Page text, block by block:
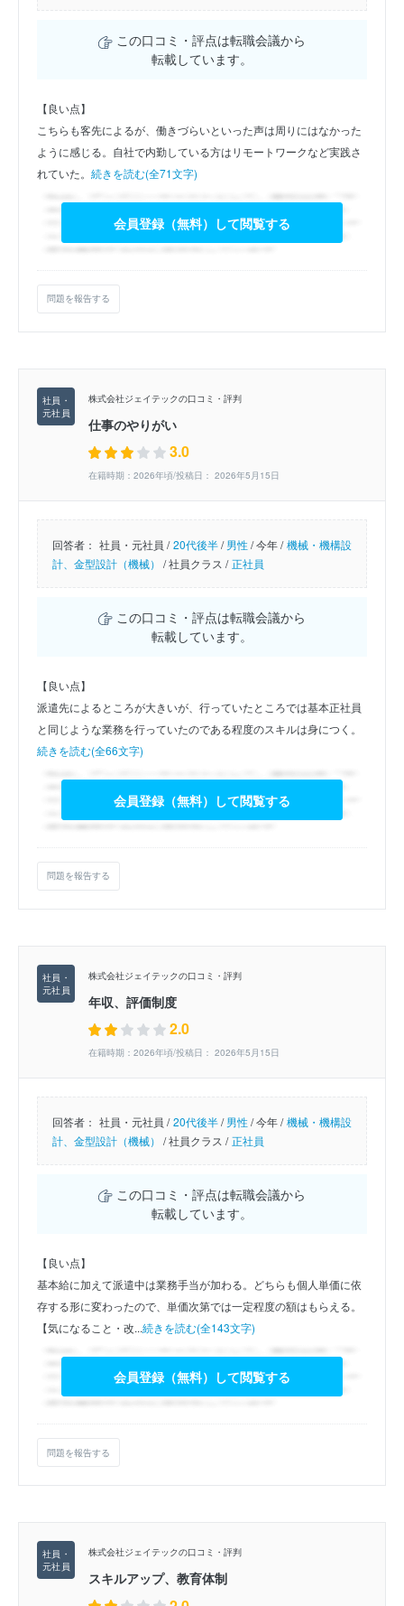
この口コミ・評点は転職会議から
転載しています。
【良い点】
こちらも客先によるが、働きづらいといった声は周りにはなかった
ように感じる。自社で内勤している方はリモートワークなど実践さ
れていた。 続きを読む(全71文字)
会員登録（無料）して閲覧する
問題を報告する
株式会社ジェイテックの口コミ・評判
仕事のやりがい
3.0
在籍時期：2026年頃/投稿日： 2026年5月15日
回答者： 社員・元社員 / 20代後半/男性/今年 / 機械・機構設
計、金型設計（機械） /社員クラス / 正社員
この口コミ・評点は転職会議から
転載しています。
【良い点】
派遣先によるところが大きいが、行っていたところでは基本正社員
と同じような業務を行っていたのである程度のスキルは身につく。
続きを読む(全66文字)
会員登録（無料）して閲覧する
問題を報告する
株式会社ジェイテックの口コミ・評判
年収、評価制度
2.0
在籍時期：2026年頃/投稿日： 2026年5月15日
回答者： 社員・元社員 / 20代後半/男性/今年 / 機械・機構設
計、金型設計（機械） /社員クラス / 正社員
この口コミ・評点は転職会議から
転載しています。
【良い点】
基本給に加えて派遣中は業務手当が加わる。どちらも個人単価に依
存する形に変わったので、単価次第では一定程度の額はもらえる。
【気になること・改...続きを読む(全143文字)
会員登録（無料）して閲覧する
問題を報告する
株式会社ジェイテックの口コミ・評判
スキルアップ、教育体制